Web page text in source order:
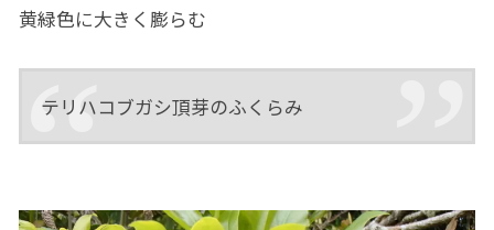
黄緑色に大きく膨らむ
テリハコブガシ頂芽のふくらみ